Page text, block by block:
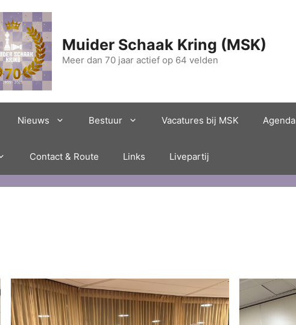
Muider Schaak Kring (MSK)
Meer dan 70 jaar actief op 64 velden
Nieuws Bestuur Vacatures bij MSK Agenda
Contact & Route Links Livepartij